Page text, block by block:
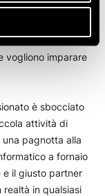
settimana.
su piccola
di panificazione,
vogliono imparare
è sbocciato
attività di
pagnotta alla
a fornaio
e il giusto partner
in qualsiasi